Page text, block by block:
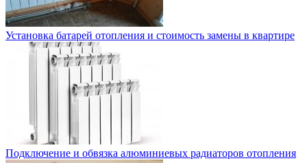
Установка батарей отопления и стоимость замены в квартире
Подключение и обвязка алюминиевых радиаторов отопления